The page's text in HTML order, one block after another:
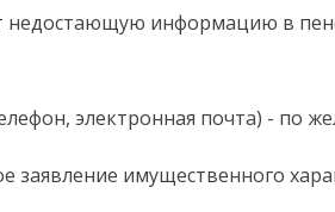
недостающую информацию в
электронная почта) - по
заявление имущественного